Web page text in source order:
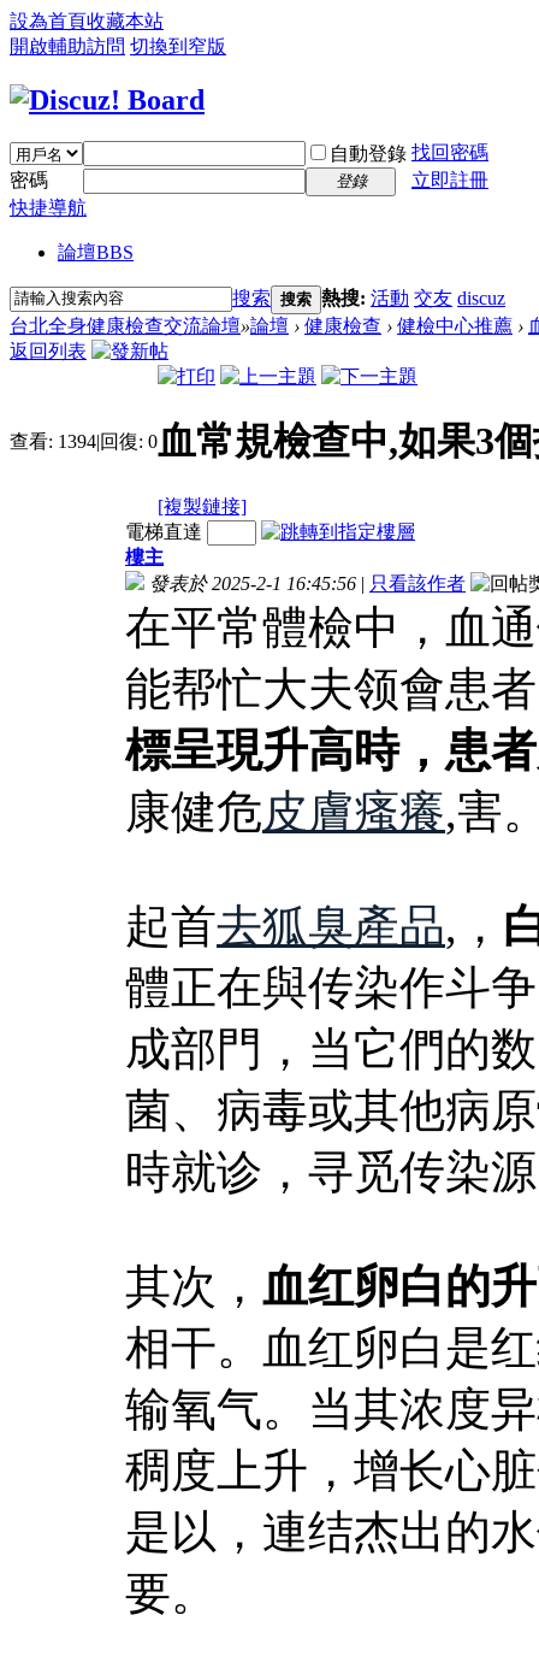
設為首頁收藏本站
開啟輔助訪問 切換到窄版
自動登錄 找回密碼
密碼
登錄
立即註冊
快捷導航
論壇BBS
搜索 搜索 熱搜: 活動 交友 discuz
台北全身健康檢查交流論壇»論壇 › 健康檢查 › 健檢中心推薦 ›
返回列表
查看: 1394|回復: 0血常規檢查中,如果3
[複製鏈接]
電梯直達
樓主
發表於 2025-2-1 16:45:56 | 只看該作者
在平常體檢中，血
能帮忙大夫领會患
標呈現升高時，患
康健危皮膚瘙癢,害
起首去狐臭產品,，
體正在與传染作斗
成部門，当它們的
菌、病毒或其他病
時就诊，寻觅传染
其次， 血红卵白的
相干。血红卵白是
输氧气。当其浓度
稠度上升，增长心
是以，連结杰出的
要。